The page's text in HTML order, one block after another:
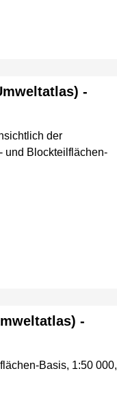
-
der
und Blockteilflächen-
-
Basis, 1:50 000,